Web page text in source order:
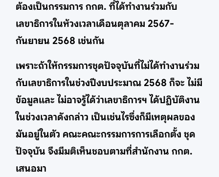
ต้องเป็นกรรมการ กกต. ที่ได้ทำงานร่วมกับ
เลขาธิการในห้วงเวลาเดือนตุลาคม 2567-
กันยายน 2568 เช่นกัน
เพราะถ้าให้กรรมการชุดปัจจุบันที่ไม่ได้ทำงานร่วม
กับเลขาธิการในช่วงปีงบประมาณ 2568 ก็จะ ไม่มี
ข้อมูลและ ไม่อาจรู้ได้ว่าเลขาธิการฯ ได้ปฏิบัติงาน
ในช่วงเวลาดังกล่าว เป็นเช่นไรซึ่งก็มีเหตุผลของ
มันอยู่ในตัว คณะคณะกรรมการการเลือกตั้ง ชุด
ปัจจุบัน จึงมีมติเห็นชอบตามที่สำนักงาน กกต.
เสนอมา